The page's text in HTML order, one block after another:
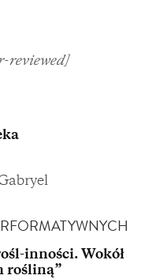
reviewed]
inności. Wokół
rośliną”